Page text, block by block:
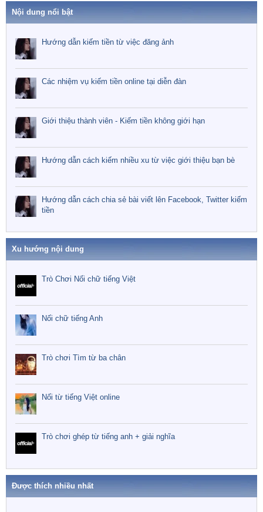
Nội dung nổi bật
Hướng dẫn kiếm tiền từ việc đăng ảnh
Các nhiệm vụ kiếm tiền online tại diễn đàn
Giới thiệu thành viên - Kiếm tiền không giới hạn
Hướng dẫn cách kiếm nhiều xu từ việc giới thiệu bạn bè
Hướng dẫn cách chia sẻ bài viết lên Facebook, Twitter kiếm
tiền
Xu hướng nội dung
Trò Chơi Nối chữ tiếng Việt
Nối chữ tiếng Anh
Trò chơi Tìm từ ba chân
Nối từ tiếng Việt online
Trò chơi ghép từ tiếng anh + giải nghĩa
Được thích nhiều nhất